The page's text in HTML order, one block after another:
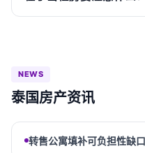
NEWS
泰国房产资讯
转售公寓填补可负担性缺